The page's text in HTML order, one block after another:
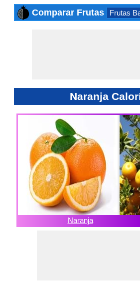
Comparar Frutas Frutas
Naranja
Naranja